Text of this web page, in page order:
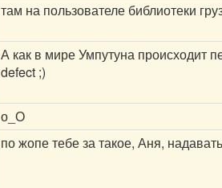
там на пользователе библиотеки
А как в мире Умпутуна происходит
defect ;)
о_О
по жопе тебе за такое, Аня,